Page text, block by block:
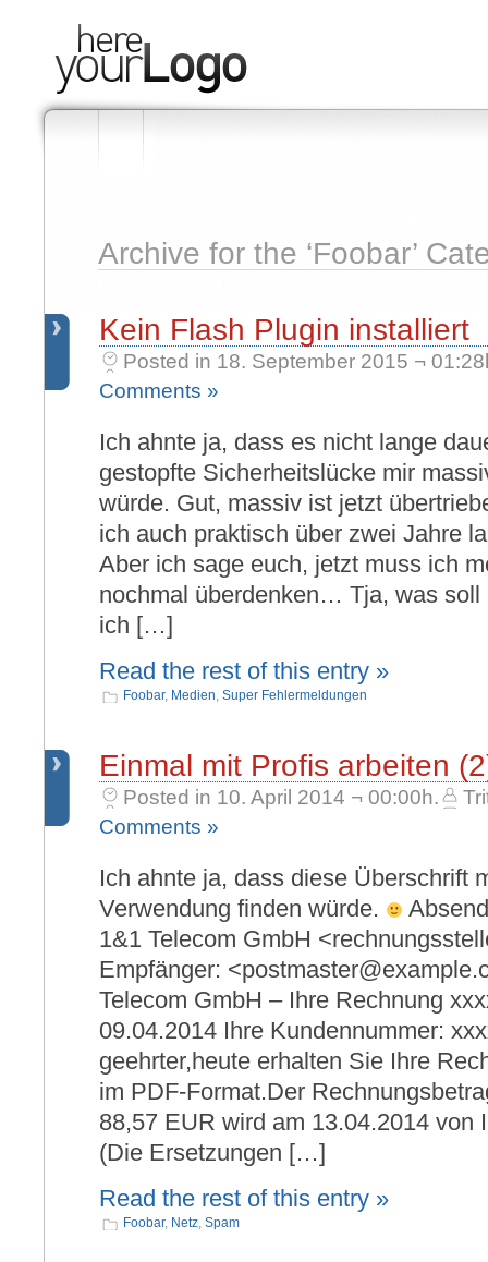
Archive for the ‘Foobar’
Kein Flash Plugin installiert
Posted in 18. September 2015 ¬
Comments »
Ich ahnte ja, dass es nicht lange
gestopfte Sicherheitslücke mir
würde. Gut, massiv ist jetzt
ich auch praktisch über zwei Jahre
Aber ich sage euch, jetzt muss ich
nochmal überdenken… Tja, was soll
ich […]
Read the rest of this entry »
Foobar, Medien, Super Fehlermeldungen
Einmal mit Profis arbeiten
Posted in 10. April 2014 ¬ 00:00h.
Comments »
Ich ahnte ja, dass diese Überschrift
Verwendung finden würde.
1&1 Telecom GmbH
Empfänger:
Telecom GmbH – Ihre Rechnung
09.04.2014 Ihre Kundennummer:
geehrter,heute erhalten Sie Ihre
im PDF-Format.Der
88,57 EUR wird am 13.04.2014 von
(Die Ersetzungen […]
Read the rest of this entry »
Foobar, Netz, Spam